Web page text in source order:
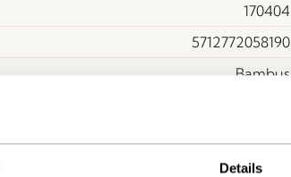
Details
170404
5712772058190
Bambus
1.500